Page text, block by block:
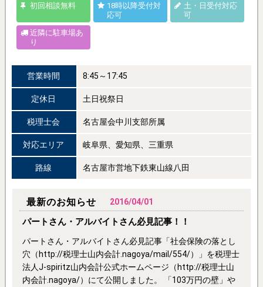
初回相談無料
18時以降受付対
応可
土・日受付対応
可
近隣に駐車場あ
り
営業時間 8:45～17:45
定休日 土日祝祭日
税理士会 名古屋会中川支部所属
対応エリア 岐阜県、愛知県、三重県
路線 名古屋市営地下鉄東山線八田
最新のお知らせ 2016/04/01
パートさん・アルバイトさん必見記事！！
パートさん・アルバイトさん必見記事「社会保険の落とし
穴（http://税理士山内会計.nagoya/mail/554/）」を税理士
法人J-spiritz山内会計公式ホームページ（http://税理士山
内会計.nagoya/）にて公開しました。 「103万円の壁」や